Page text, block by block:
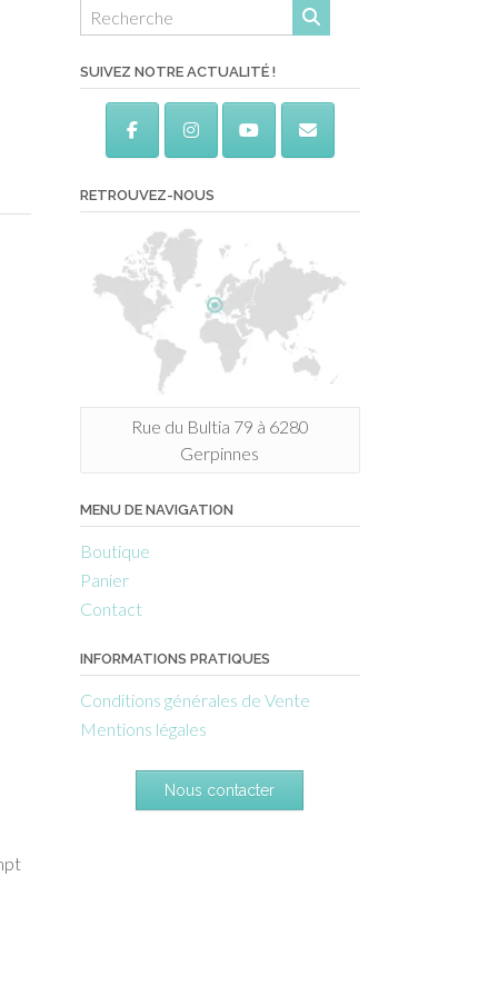
SUIVEZ NOTRE ACTUALITÉ !
RETROUVEZ-NOUS
Rue du Bultia 79 à 6280
Gerpinnes
MENU DE NAVIGATION
Boutique
Panier
Contact
INFORMATIONS PRATIQUES
Conditions générales de Vente
Mentions légales
Nous contacter